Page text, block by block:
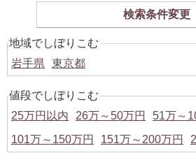
検索条件変更
地域でしぼりこむ
岩手県
東京都
値段でしぼりこむ
25万円以内
26万～50万円
51万～
101万～150万円
151万～200万円